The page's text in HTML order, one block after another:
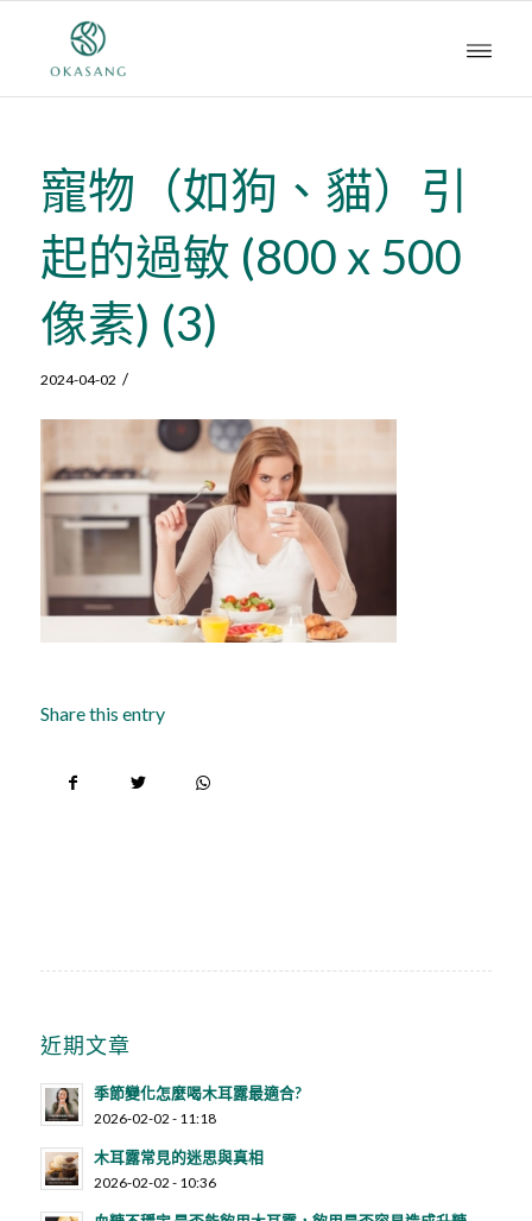
寵物（如狗、貓）引
起的過敏 (800 x 500
像素) (3)
2024-04-02 /
Share this entry
近期文章
季節變化怎麼喝木耳露最適合?
2026-02-02 - 11:18
木耳露常見的迷思與真相
2026-02-02 - 10:36